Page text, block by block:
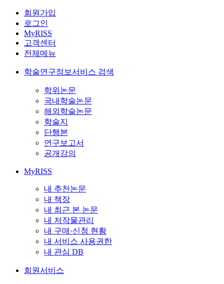
회원가입
로그인
MyRISS
고객센터
전체메뉴
학술연구정보서비스 검색
학위논문
국내학술논문
해외학술논문
학술지
단행본
연구보고서
공개강의
MyRISS
내 추천논문
내 책장
내 최근 본 논문
내 저작물관리
내 구매·신청 현황
내 서비스 사용권한
내 관심 DB
회원서비스